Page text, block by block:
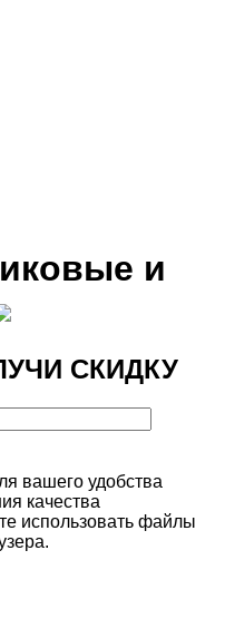
и
СКИДКУ
вашего удобства
качества
использовать файлы